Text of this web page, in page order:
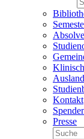
Kontakt
Presse